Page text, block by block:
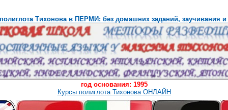
Тихонова в ПЕРМИ: без домашних заданий, заучивания и
год основания: 1995
Курсы полиглота Тихонова ОНЛАЙН